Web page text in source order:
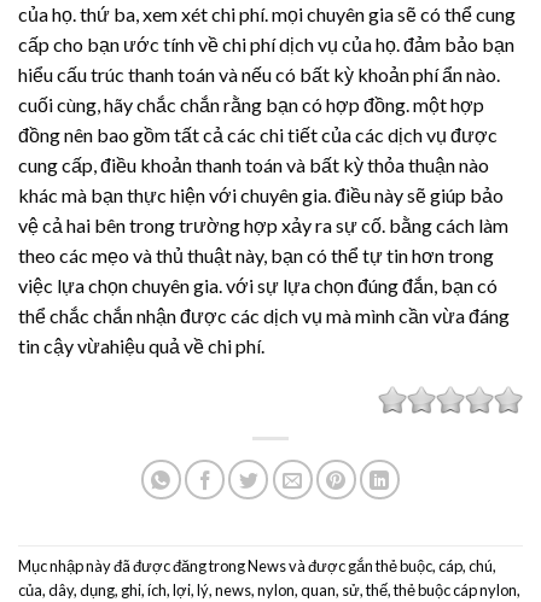
của họ. thứ ba, xem xét chi phí. mọi chuyên gia sẽ có thể cung
cấp cho bạn ước tính về chi phí dịch vụ của họ. đảm bảo bạn
hiểu cấu trúc thanh toán và nếu có bất kỳ khoản phí ẩn nào.
cuối cùng, hãy chắc chắn rằng bạn có hợp đồng. một hợp
đồng nên bao gồm tất cả các chi tiết của các dịch vụ được
cung cấp, điều khoản thanh toán và bất kỳ thỏa thuận nào
khác mà bạn thực hiện với chuyên gia. điều này sẽ giúp bảo
vệ cả hai bên trong trường hợp xảy ra sự cố. bằng cách làm
theo các mẹo và thủ thuật này, bạn có thể tự tin hơn trong
việc lựa chọn chuyên gia. với sự lựa chọn đúng đắn, bạn có
thể chắc chắn nhận được các dịch vụ mà mình cần vừa đáng
tin cậy vừahiệu quả về chi phí.
Mục nhập này đã được đăng trongNewsvà được gắn thẻbuộc,cáp,chú,
của,dây,dụng, ghi,ích,lợi,lý,news,nylon,quan, sử,thế,thẻ buộc cáp nylon,